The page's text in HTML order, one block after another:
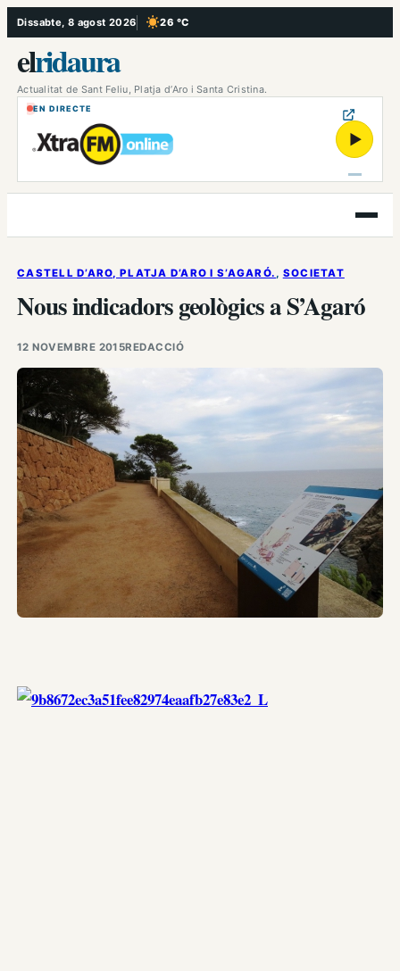
Vés
al
contingut
Dissabte, 8 agost 2026 26 °C
, Cel serè
elridaura
Actualitat de Sant Feliu, Platja d’Aro i Santa Cristina.
EN DIRECTE
▶
Obre
el
CASTELL D’ARO, PLATJA D’ARO I S’AGARÓ. , SOCIETAT
Nous indicadors geològics a S’Agaró
12 NOVEMBRE 2015REDACCIÓ